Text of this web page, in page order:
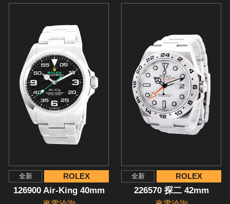
全新 ROLEX
126900 Air-King 40mm
全新 ROLEX
226570 探二 42mm